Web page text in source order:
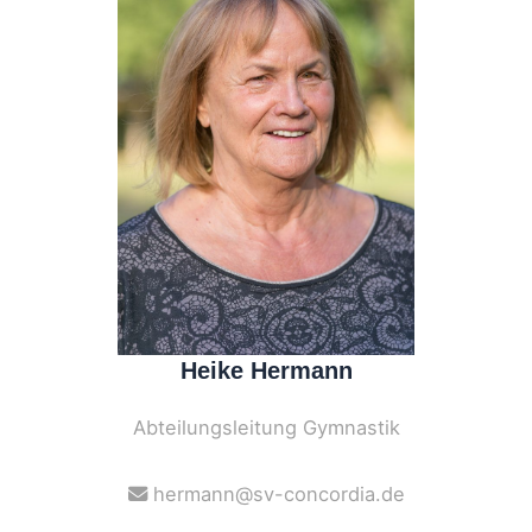
Heike Hermann
Abteilungsleitung Gymnastik
hermann@sv-concordia.de